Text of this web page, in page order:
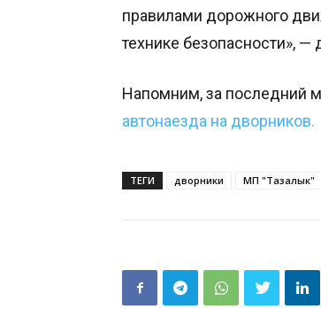
правилами дорожного
технике безопасности»,
Напомним, за последний
автонаезда на дворников.
ТЕГИ дворники МП "Тазалык"